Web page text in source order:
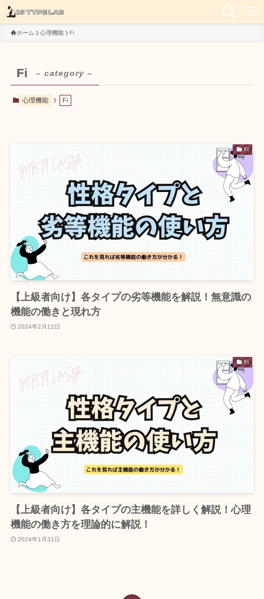
ホーム 心理機能 Fi
Fi – category –
心理機能 Fi
Fi
【上級者向け】各タイプの劣等機能を解説！無意識の
機能の働きと現れ方
2024年2月12日
Fi
【上級者向け】各タイプの主機能を詳しく解説！心理
機能の働き方を理論的に解説！
2024年1月31日